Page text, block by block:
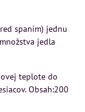
spaním) jednu
jedla
teplote do
Obsah:200